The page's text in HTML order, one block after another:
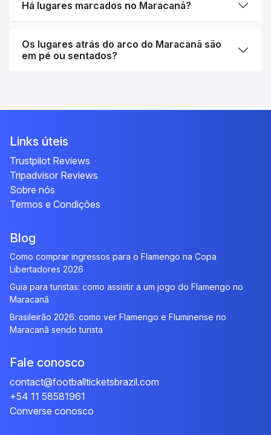
Há lugares marcados no Maracanã?
Os lugares atrás do arco do Maracanã são
em pé ou sentados?
Links úteis
Trustpilot Reviews
Tripadvisor Reviews
Sobre nós
Termos e Condições
Blog
Como comprar ingressos para o Flamengo na Copa
Libertadores 2026
Guia para turistas: como assistir a um jogo do Flamengo no
Maracanã
Brasileirão 2026: como ver Flamengo e Fluminense no
Maracanã sendo turista
Fale conosco
contact@footballticketsbrazil.com
+54 11 58581961
Converse conosco